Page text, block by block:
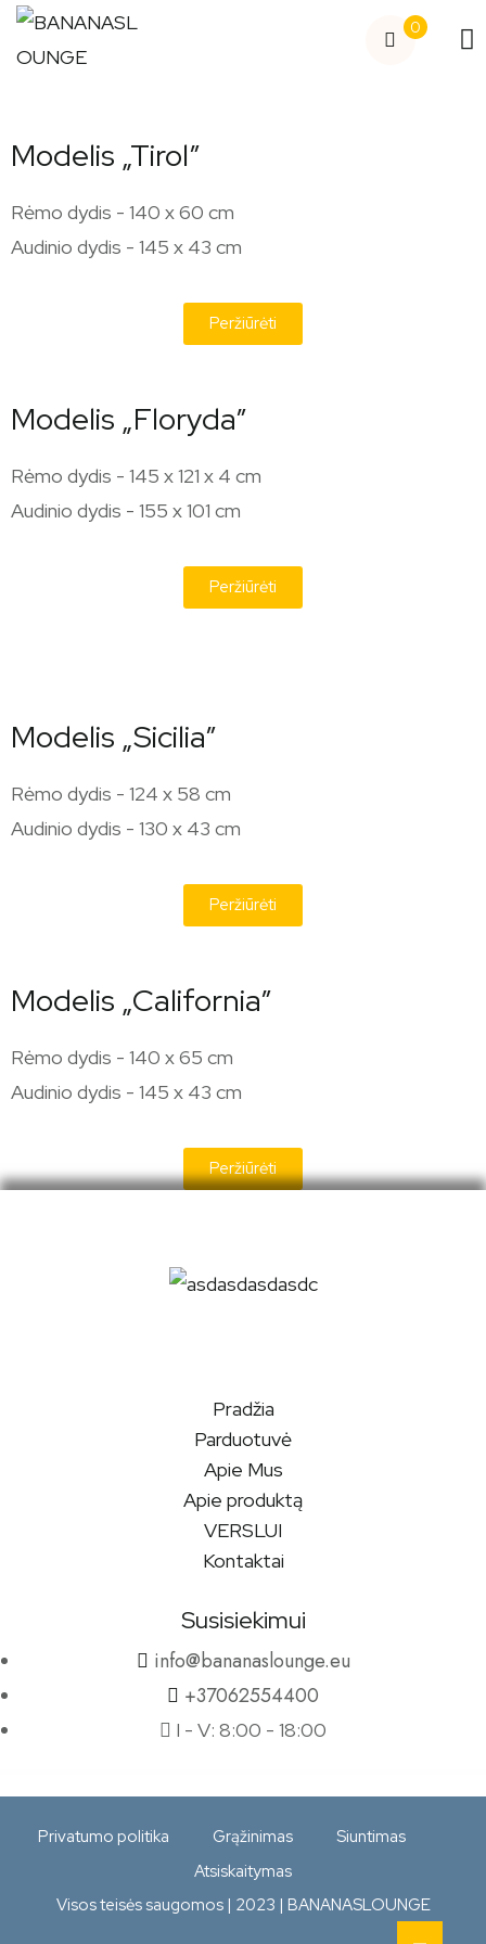
0
Modelis „Tirol”
Rėmo dydis - 140 x 60 cm
Audinio dydis - 145 x 43 cm
Peržiūrėti
Modelis „Floryda”
Rėmo dydis - 145 x 121 x 4 cm
Audinio dydis - 155 x 101 cm
Peržiūrėti
Modelis „Sicilia”
Rėmo dydis - 124 x 58 cm
Audinio dydis - 130 x 43 cm
Peržiūrėti
Modelis „California”
Rėmo dydis - 140 x 65 cm
Audinio dydis - 145 x 43 cm
Peržiūrėti
Pradžia
Parduotuvė
Apie Mus
Apie produktą
VERSLUI
Kontaktai
Susisiekimui
info@bananaslounge.eu
+37062554400
I - V: 8:00 - 18:00
Visos teisės saugomos | 2023 | BANANASLOUNGE
Privatumo politika Grąžinimas
Siuntimas
Atsiskaitymas